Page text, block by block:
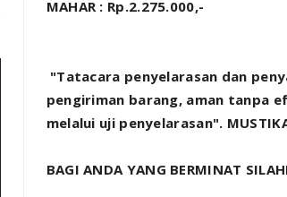
MAHAR : Rp.2.275.000,-
"Tatacara penyelarasan dan
pengiriman barang, aman tanpa
melalui uji penyelarasan".
BAGI ANDA YANG BERMINAT